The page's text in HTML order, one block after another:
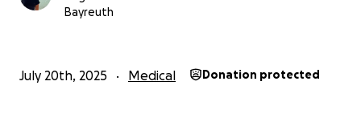
Bayreuth
July 20th, 2025 Medical Donation protected